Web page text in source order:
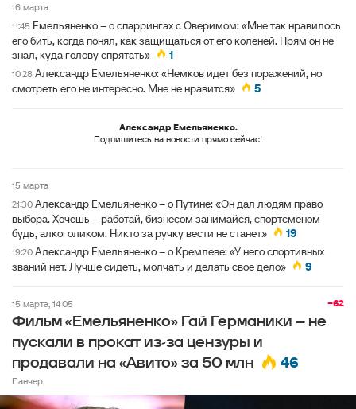
16 марта
11:45 Емельяненко – о спаррингах с Оверимом: «Мне так нравилось
его бить, когда понял, как защищаться от его коленей. Прям он не
знал, куда голову спрятать»
1
10:28 Александр Емельяненко: «Немков идет без поражений, но
смотреть его не интересно. Мне не нравится»
5
Александр Емельяненко.
Подпишитесь на новости прямо сейчас!
15 марта
21:30 Александр Емельяненко – о Путине: «Он дал людям право
выбора. Хочешь – работай, бизнесом занимайся, спортсменом
будь, алкоголиком. Никто за ручку вести не станет»
19
19:20 Александр Емельяненко – о Кремлеве: «У него спортивных
званий нет. Лучше сидеть, молчать и делать свое дело»
9
−62
15 марта, 14:05
Фильм «Емельяненко» Гай Германики – не
пускали в прокат из-за цензуры и
продавали на «Авито» за 50 млн
46
Панчер